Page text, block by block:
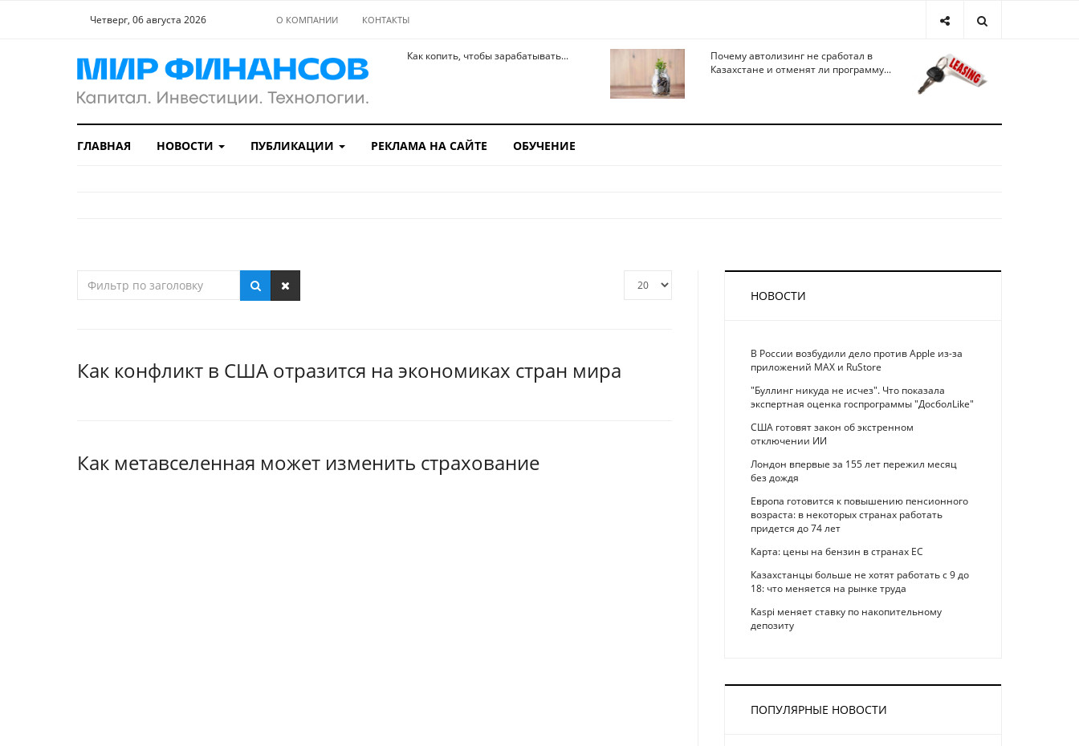
Четверг, 06 августа 2026 О КОМПАНИИ КОНТАКТЫ
Как копить, чтобы зарабатывать...
Почему автолизинг не сработал в
Казахстане и отменят ли программу...
ГЛАВНАЯ НОВОСТИ ПУБЛИКАЦИИ РЕКЛАМА НА САЙТЕ ОБУЧЕНИЕ
Как конфликт в США отразится на экономиках стран мира
Как метавселенная может изменить страхование
НОВОСТИ
В России возбудили дело против Apple из-за
приложений MAX и RuStore
"Буллинг никуда не исчез". Что показала
экспертная оценка госпрограммы "ДосболLike"
США готовят закон об экстренном
отключении ИИ
Лондон впервые за 155 лет пережил месяц
без дождя
Европа готовится к повышению пенсионного
возраста: в некоторых странах работать
придется до 74 лет
Карта: цены на бензин в странах ЕС
Казахстанцы больше не хотят работать с 9 до
18: что меняется на рынке труда
Kaspi меняет ставку по накопительному
депозиту
ПОПУЛЯРНЫЕ НОВОСТИ